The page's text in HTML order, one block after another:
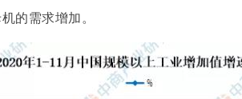
的需求增加。